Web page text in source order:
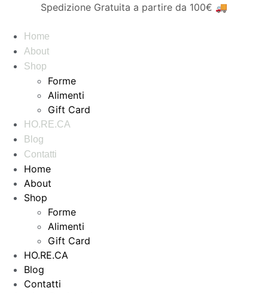
contenuto
Spedizione Gratuita a partire da 100€ 🚚
Home
About
Shop
Forme
Alimenti
Gift Card
HO.RE.CA
Blog
Contatti
Home
About
Shop
Forme
Alimenti
Gift Card
HO.RE.CA
Blog
Contatti